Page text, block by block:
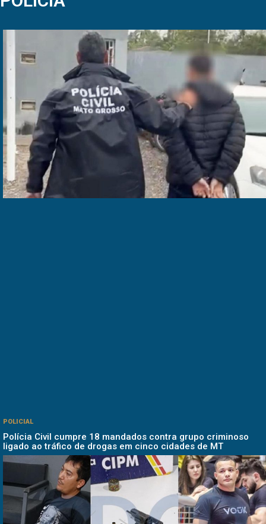
POLICIAL
Polícia Civil cumpre 18 mandados contra grupo criminoso
ligado ao tráfico de drogas em cinco cidades de MT